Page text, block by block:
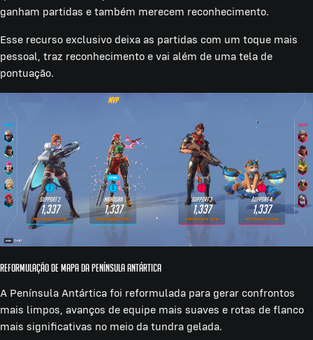
ganham partidas e também merecem reconhecimento.
Esse recurso exclusivo deixa as partidas com um toque mais
pessoal, traz reconhecimento e vai além de uma tela de
pontuação.
Reformulação de mapa da Península Antártica
A Península Antártica foi reformulada para gerar confrontos
mais limpos, avanços de equipe mais suaves e rotas de flanco
mais significativas no meio da tundra gelada.